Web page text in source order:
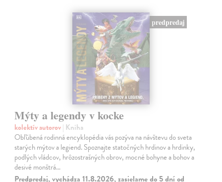
predpredaj
Mýty a legendy v kocke
kolektív autorov| Kniha
Obľúbená rodinná encyklopédia vás pozýva na návštevu do sveta
starých mýtov a legiend. Spoznajte statočných hrdinov a hrdinky,
podlých vládcov, hrôzostrašných obrov, mocné bohyne a bohov a
desivé monštrá…
Predpredaj, vychádza 11.8.2026, zasielame do 5 dní od